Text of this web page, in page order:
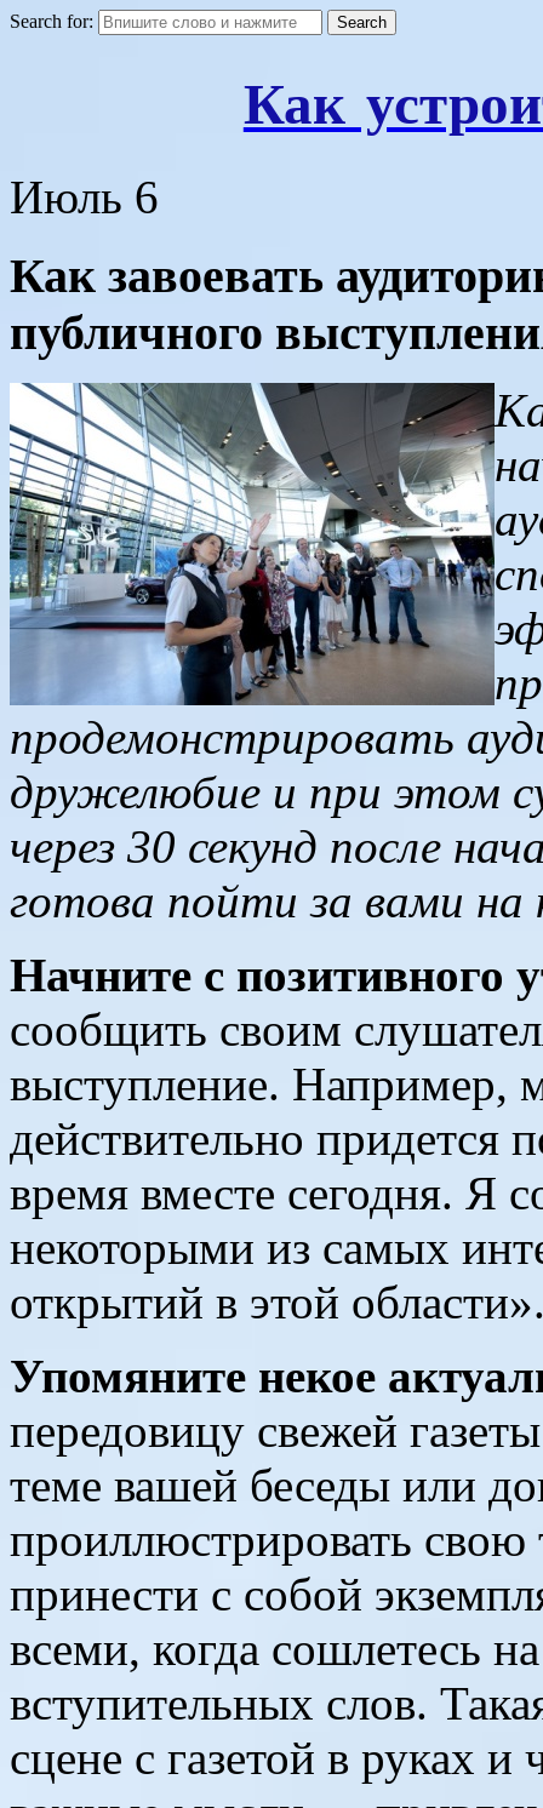
Search for:
Как
Июль 6
Как завоевать
публичного
продемонстрировать
дружелюбие и при этом
через 30 секунд после
готова пойти за вами на
Начните с позитивного
сообщить своим
выступление. Например,
действительно придется
время вместе сегодня. Я
некоторыми из самых
открытий в этой
Упомяните некое
передовицу свежей
теме вашей беседы или
проиллюстрировать
принести с собой
всеми, когда сошлетесь
вступительных слов.
сцене с газетой в руках и